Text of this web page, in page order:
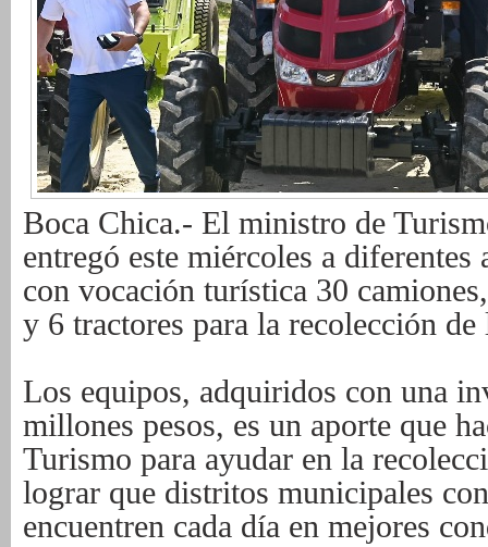
Boca Chica.- El ministro de
entregó este miércoles a
con vocación turística 30
y 6 tractores para la recolección de
Los equipos, adquiridos con una
millones pesos, es un aporte que
Turismo para ayudar en la
lograr que distritos municipales
encuentren cada día en mejores